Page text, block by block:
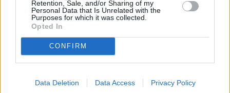
Retention, Sale, and/or Sharing of my
Personal Data that Is Unrelated with the
Purposes for which it was collected.
Opted In
CONFIRM
Data Deletion Data Access Privacy Policy